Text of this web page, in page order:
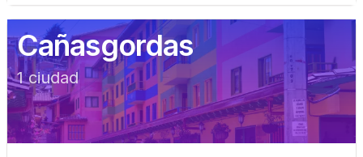
Cañasgordas
1ciudad